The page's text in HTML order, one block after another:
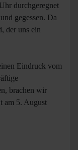
durchgeregnet
gegessen. Da
der uns ein
Eindruck vom
brachen wir
am 5. August